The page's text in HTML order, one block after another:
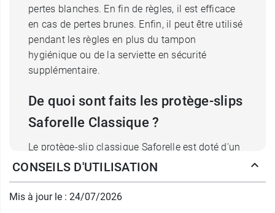
pertes blanches. En fin de règles, il est efficace
en cas de pertes brunes. Enfin, il peut être utilisé
pendant les règles en plus du tampon
hygiénique ou de la serviette en sécurité
supplémentaire.
De quoi sont faits les protège-slips
Saforelle Classique ?
Le protège-slip classique Saforelle est doté d'un
voile et d'un coeur absorbant, tous deux en
Saforelle a conçu ce protège-slip classique
CONSEILS D'UTILISATION
Mis à jour le : 24/07/2026